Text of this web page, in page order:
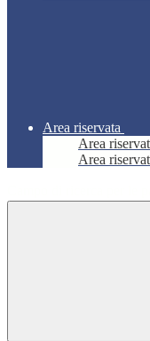
Area riservata
Area
Area